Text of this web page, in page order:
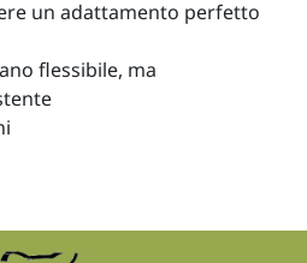
un adattamento perfetto
flessibile, ma